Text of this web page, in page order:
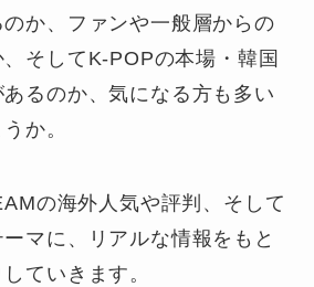
か、ファンや一般層からの
そしてK-POPの本場・韓国
るのか、気になる方も多い
か。
の海外人気や評判、そして
マに、リアルな情報をもと
ていきます。